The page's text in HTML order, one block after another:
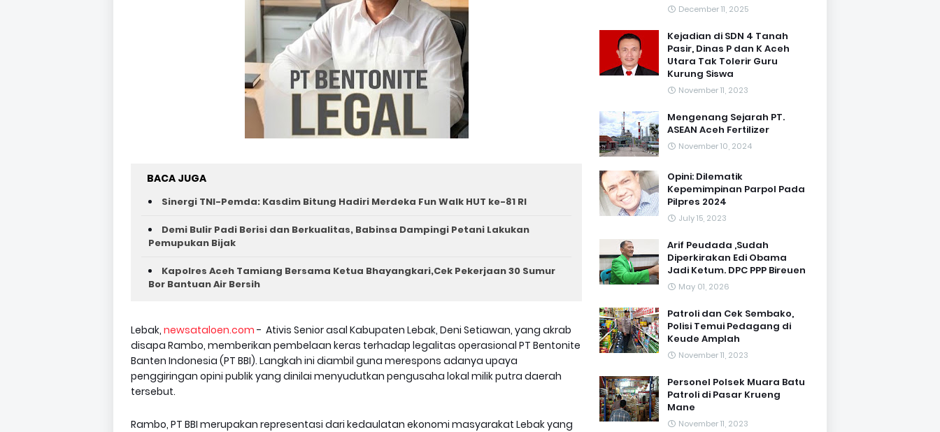
BACA JUGA
Sinergi TNI-Pemda: Kasdim Bitung Hadiri Merdeka Fun Walk HUT ke-81 RI
Demi Bulir Padi Berisi dan Berkualitas, Babinsa Dampingi Petani Lakukan
Pemupukan Bijak
Kapolres Aceh Tamiang Bersama Ketua Bhayangkari,Cek Pekerjaan 30 Sumur
Bor Bantuan Air Bersih
Lebak, newsataloen.com - Ativis Senior asal Kabupaten Lebak, Deni Setiawan, yang akrab
disapa Rambo, memberikan pembelaan keras terhadap legalitas operasional PT Bentonite
Banten Indonesia (PT BBI). Langkah ini diambil guna merespons adanya upaya
penggiringan opini publik yang dinilai menyudutkan pengusaha lokal milik putra daerah
tersebut.
Rambo, PT BBI merupakan representasi dari kedaulatan ekonomi masyarakat Lebak yang
December 11, 2025
Kejadian di SDN 4 Tanah
Pasir, Dinas P dan K Aceh
Utara Tak Tolerir Guru
Kurung Siswa
November 11, 2023
Mengenang Sejarah PT.
ASEAN Aceh Fertilizer
November 10, 2024
Opini: Dilematik
Kepemimpinan Parpol Pada
Pilpres 2024
July 15, 2023
Arif Peudada ,Sudah
Diperkirakan Edi Obama
Jadi Ketum. DPC PPP Bireuen
May 01, 2026
Patroli dan Cek Sembako,
Polisi Temui Pedagang di
Keude Amplah
November 11, 2023
Personel Polsek Muara Batu
Patroli di Pasar Krueng
Mane
November 11, 2023